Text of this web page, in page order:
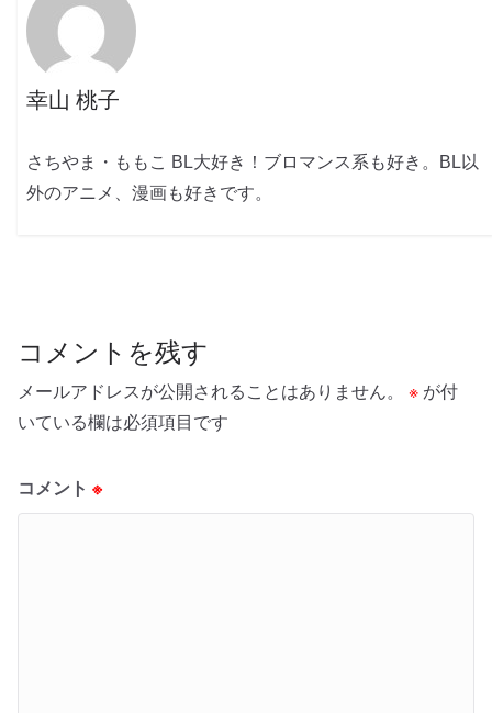
幸山 桃子
さちやま・ももこ BL大好き！ブロマンス系も好き。BL以
外のアニメ、漫画も好きです。
コメントを残す
メールアドレスが公開されることはありません。 ※ が付
いている欄は必須項目です
コメント ※